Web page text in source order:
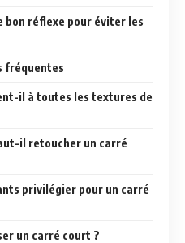
bon réflexe pour éviter les
fréquentes
il à toutes les textures de
il retoucher un carré
privilégier pour un carré
un carré court ?